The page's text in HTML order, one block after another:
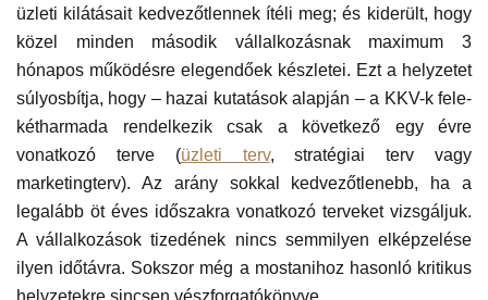
üzleti kilátásait kedvezőtlennek ítéli meg; és kiderült, hogy
közel minden második vállalkozásnak maximum 3
hónapos működésre elegendőek készletei. Ezt a helyzetet
súlyosbítja, hogy – hazai kutatások alapján – a KKV-k fele-
kétharmada rendelkezik csak a következő egy évre
vonatkozó terve (üzleti terv, stratégiai terv vagy
marketingterv). Az arány sokkal kedvezőtlenebb, ha a
legalább öt éves időszakra vonatkozó terveket vizsgáljuk.
A vállalkozások tizedének nincs semmilyen elképzelése
ilyen időtávra. Sokszor még a mostanihoz hasonló kritikus
helyzetekre sincsen vészforgatókönyve.